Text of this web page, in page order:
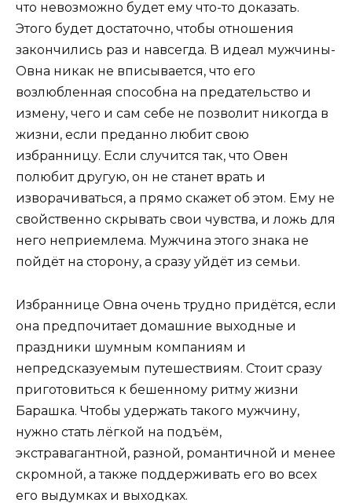
что невозможно будет ему что-то доказать.
Этого будет достаточно, чтобы отношения
закончились раз и навсегда. В идеал мужчины-
Овна никак не вписывается, что его
возлюбленная способна на предательство и
измену, чего и сам себе не позволит никогда в
жизни, если преданно любит свою
избранницу. Если случится так, что Овен
полюбит другую, он не станет врать и
изворачиваться, а прямо скажет об этом. Ему не
свойственно скрывать свои чувства, и ложь для
него неприемлема. Мужчина этого знака не
пойдёт на сторону, а сразу уйдёт из семьи.
Избраннице Овна очень трудно придётся, если
она предпочитает домашние выходные и
праздники шумным компаниям и
непредсказуемым путешествиям. Стоит сразу
приготовиться к бешенному ритму жизни
Барашка. Чтобы удержать такого мужчину,
нужно стать лёгкой на подъём,
экстравагантной, разной, романтичной и менее
скромной, а также поддерживать его во всех
его выдумках и выходках.